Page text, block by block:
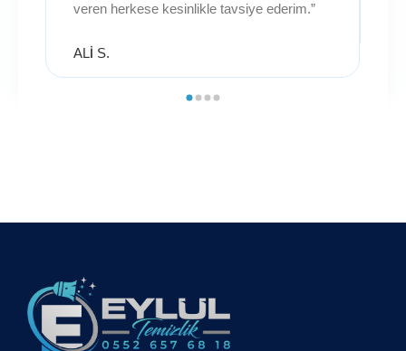
ALİ S.
veren herkese kesinlikle tavsiye ederim.”